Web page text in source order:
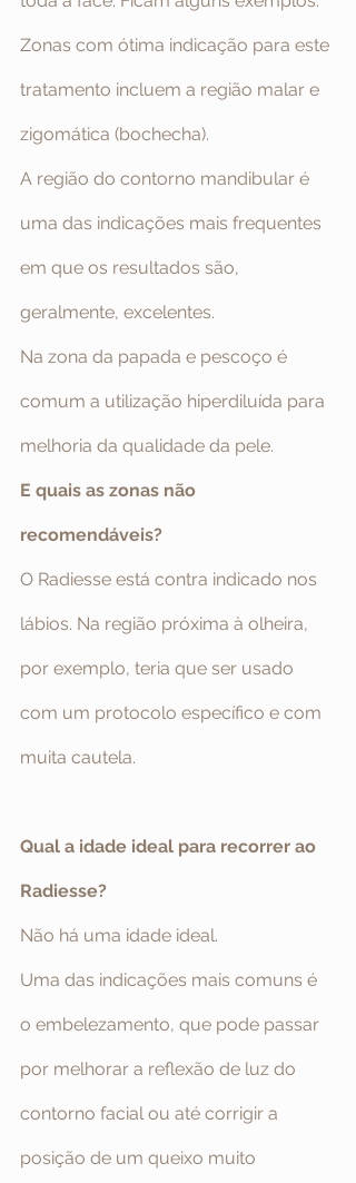
Zonas com ótima indicação para este
tratamento incluem a região malar e
zigomática (bochecha).
A região do contorno mandibular é
uma das indicações mais frequentes
em que os resultados são,
geralmente, excelentes.
Na zona da papada e pescoço é
comum a utilização hiperdiluída para
melhoria da qualidade da pele.
E quais as zonas não
recomendáveis?
O Radiesse está contra indicado nos
lábios. Na região próxima à olheira,
por exemplo, teria que ser usado
com um protocolo específico e com
muita cautela.
Qual a idade ideal para recorrer ao
Radiesse?
Não há uma idade ideal.
Uma das indicações mais comuns é
o embelezamento, que pode passar
por melhorar a reflexão de luz do
contorno facial ou até corrigir a
posição de um queixo muito